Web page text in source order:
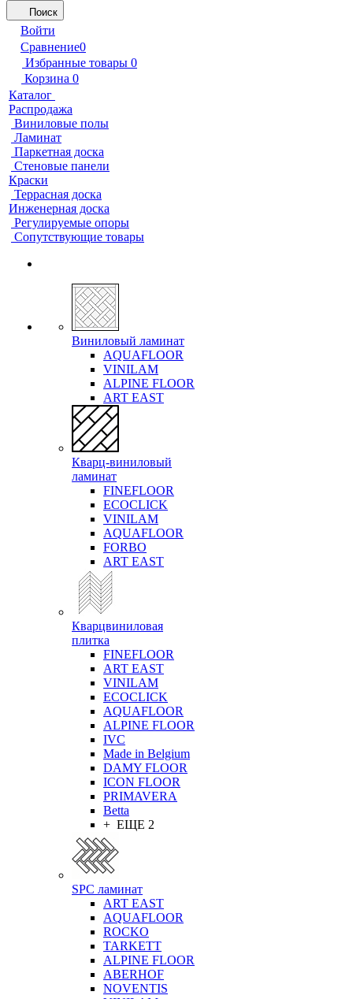
Поиск
Войти
Сравнение0
Избранные товары 0
Корзина 0
Каталог
Распродажа
Виниловые полы
Ламинат
Паркетная доска
Стеновые панели
Краски
Террасная доска
Инженерная доска
Регулируемые опоры
Сопутствующие товары
Виниловый ламинат
AQUAFLOOR
VINILAM
ALPINE FLOOR
ART EAST
Кварц-виниловый
ламинат
FINEFLOOR
ECOCLICK
VINILAM
AQUAFLOOR
FORBO
ART EAST
Кварцвиниловая
плитка
FINEFLOOR
ART EAST
VINILAM
ECOCLICK
AQUAFLOOR
ALPINE FLOOR
IVC
Made in Belgium
DAMY FLOOR
ICON FLOOR
PRIMAVERA
Betta
+ ЕЩЕ 2
SPC ламинат
ART EAST
AQUAFLOOR
ROCKO
TARKETT
ALPINE FLOOR
ABERHOF
NOVENTIS